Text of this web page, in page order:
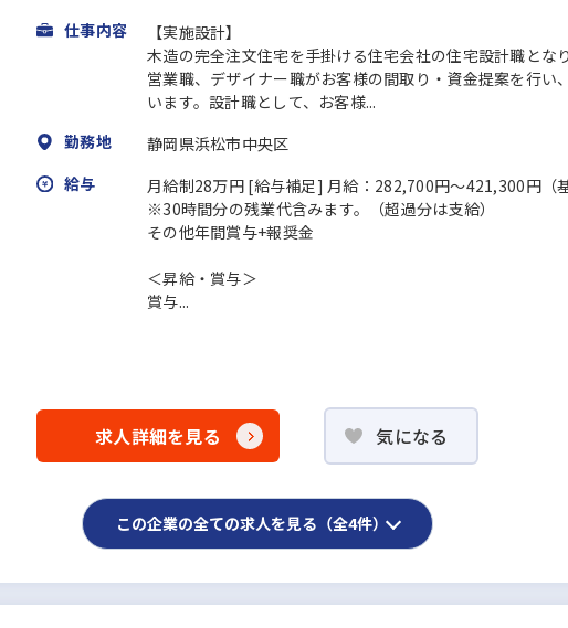
仕事内容
【実施設計】
木造の完全注文住宅を手掛ける住宅会社の住宅設計職となり
営業職、デザイナー職がお客様の間取り・資金提案を行
います。設計職として、お客様...
勤務地
静岡県浜松市中央区
給与
月給制28万円 [給与補足] 月給：282,700円～421,300円（
※30時間分の残業代含みます。（超過分は支給）
その他年間賞与+報奨金
＜昇給・賞与＞
賞与...
求人詳細を見る 気になる
この企業の全ての求人を見る（全4件）